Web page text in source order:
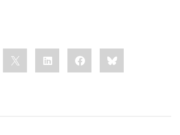
Bluesky
Facebook